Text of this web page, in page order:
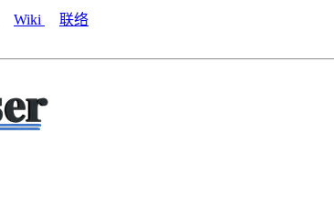
Wiki
联络